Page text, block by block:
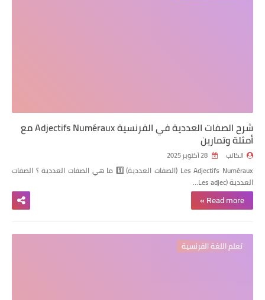
شرح الصفات العددية في الفرنسية Adjectifs Numéraux مع
أمثلة وتمارين
الكاتب
Les Adjectifs Numéraux (الصفات العددية) 1️⃣ ما هي الصفات العددية ؟ الصفات
العددية(Les adjec…
Read more »
تعلم اللغة الفرنسية